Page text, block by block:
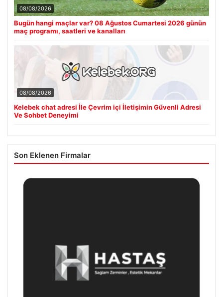
08/08/2026
Bugün hangi maçlar var? 08 Ağustos Cumartesi 2026 günün
maç programı, saatleri ve kanalları
08/08/2026
Kelebek chat adresi İle Çevrim içi İletişimin Güvenli Adresi
Ve Sohbet Deneyimi
Son Eklenen Firmalar